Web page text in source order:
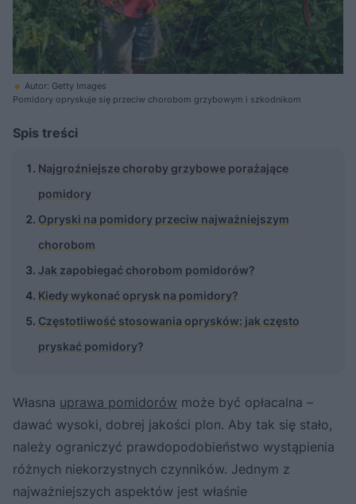
Autor: Getty Images
Pomidory opryskuje się przeciw chorobom grzybowym i szkodnikom
Spis treści
Najgroźniejsze choroby grzybowe porażające
pomidory
Opryski na pomidory przeciw najważniejszym
chorobom
Jak zapobiegać chorobom pomidorów?
Kiedy wykonać oprysk na pomidory?
Częstotliwość stosowania oprysków: jak często
pryskać pomidory?
Własna uprawa pomidorów może być opłacalna –
dawać wysoki, dobrej jakości plon. Aby tak się stało,
należy ograniczyć prawdopodobieństwo wystąpienia
różnych niekorzystnych czynników. Jednym z
najważniejszych aspektów jest właśnie